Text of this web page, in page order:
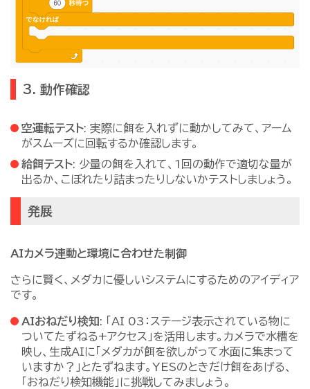
3. 動作確認
空運転テスト: 実際に餌を入れずに動かしてみて、アーム
がスムーズに回転するか確認します。
給餌テスト: 少量の餌を入れて、1回の動作で適切な量が
出るか、こぼれたり詰まったりしないかテストしましょう。
発展
AIカメラ連動と環境に合わせた制御
さらに賢く、メダカに優しいシステムにするためのアイディア
です。
AIおねだり検知 : 「AI 03：ステージ表示されている物に
ついてたずねる+アクセス」を活用します。カメラで水槽を
映し、生成AIに「メダカが餌を欲しがって水面に集まって
いますか？」とたずねます。YESのときだけ餌をあげる、
「おねだり検知機能」に挑戦してみましょう。